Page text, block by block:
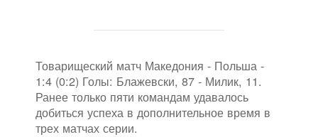
Товарищеский матч Македония - Польша -
1:4 (0:2) Голы: Блажевски, 87 - Милик, 11.
Ранее только пяти командам удавалось
добиться успеха в дополнительное время в
трех матчах серии.